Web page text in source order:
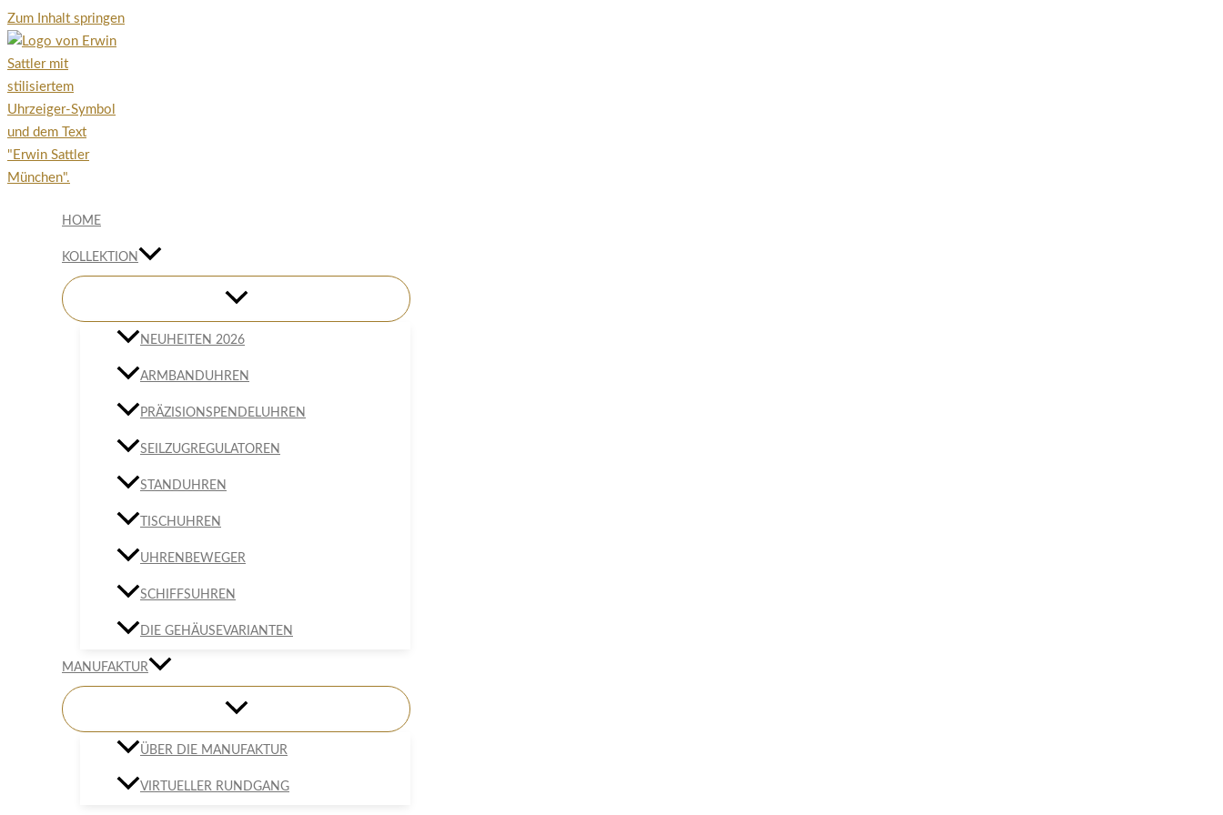
Zum Inhalt springen
HOME
KOLLEKTION
NEUHEITEN 2026
ARMBANDUHREN
PRÄZISIONSPENDELUHREN
SEILZUGREGULATOREN
STANDUHREN
TISCHUHREN
UHRENBEWEGER
SCHIFFSUHREN
DIE GEHÄUSEVARIANTEN
MANUFAKTUR
ÜBER DIE MANUFAKTUR
VIRTUELLER RUNDGANG